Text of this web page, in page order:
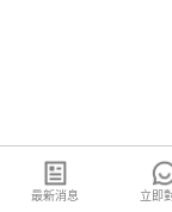
最新消息 立即